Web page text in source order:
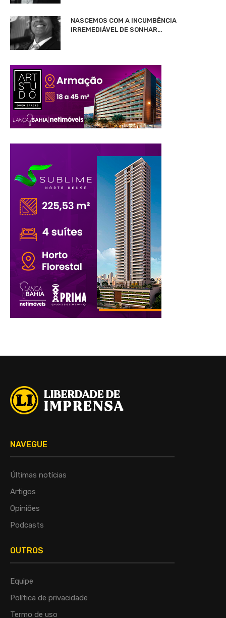
NASCEMOS COM A INCUMBÊNCIA
IRREMEDIÁVEL DE SONHAR…
NAVEGUE
Últimas notícias
Artigos
Opiniões
Podcasts
OUTROS
Equipe
Política de privacidade
Termo de uso